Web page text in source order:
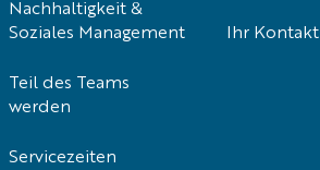
Nachhaltigkeit &
Soziales Management
Teil des Teams
werden
Servicezeiten
Ihr Kontakt